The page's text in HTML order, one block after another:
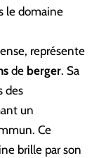
le domaine
représente
de berger. Sa
des
un
Ce
brille par son